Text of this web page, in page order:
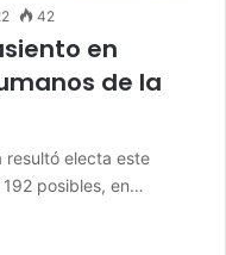
42
en
de la
resultó electa este
posibles, en…